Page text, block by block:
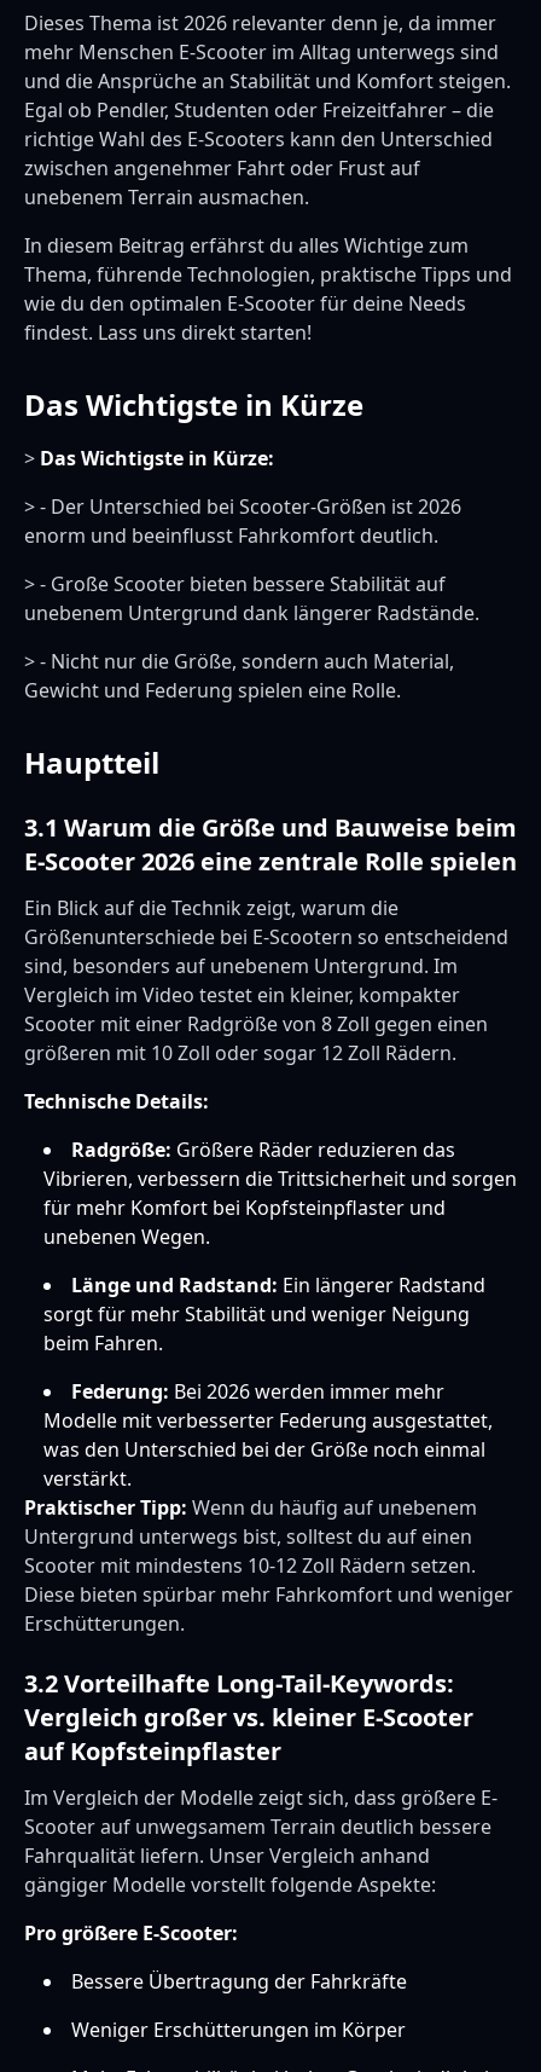
Dieses Thema ist 2026 relevanter denn je, da immer
mehr Menschen E-Scooter im Alltag unterwegs sind
und die Ansprüche an Stabilität und Komfort steigen.
Egal ob Pendler, Studenten oder Freizeitfahrer – die
richtige Wahl des E-Scooters kann den Unterschied
zwischen angenehmer Fahrt oder Frust auf
unebenem Terrain ausmachen.
In diesem Beitrag erfährst du alles Wichtige zum
Thema, führende Technologien, praktische Tipps und
wie du den optimalen E-Scooter für deine Needs
findest. Lass uns direkt starten!
Das Wichtigste in Kürze
> Das Wichtigste in Kürze:
> - Der Unterschied bei Scooter-Größen ist 2026
enorm und beeinflusst Fahrkomfort deutlich.
> - Große Scooter bieten bessere Stabilität auf
unebenem Untergrund dank längerer Radstände.
> - Nicht nur die Größe, sondern auch Material,
Gewicht und Federung spielen eine Rolle.
Hauptteil
3.1 Warum die Größe und Bauweise beim
E-Scooter 2026 eine zentrale Rolle spielen
Ein Blick auf die Technik zeigt, warum die
Größenunterschiede bei E-Scootern so entscheidend
sind, besonders auf unebenem Untergrund. Im
Vergleich im Video testet ein kleiner, kompakter
Scooter mit einer Radgröße von 8 Zoll gegen einen
größeren mit 10 Zoll oder sogar 12 Zoll Rädern.
Technische Details:
Radgröße: Größere Räder reduzieren das
Vibrieren, verbessern die Trittsicherheit und sorgen
für mehr Komfort bei Kopfsteinpflaster und
unebenen Wegen.
Länge und Radstand: Ein längerer Radstand
sorgt für mehr Stabilität und weniger Neigung
beim Fahren.
Federung: Bei 2026 werden immer mehr
Modelle mit verbesserter Federung ausgestattet,
was den Unterschied bei der Größe noch einmal
verstärkt.
Praktischer Tipp: Wenn du häufig auf unebenem
Untergrund unterwegs bist, solltest du auf einen
Scooter mit mindestens 10-12 Zoll Rädern setzen.
Diese bieten spürbar mehr Fahrkomfort und weniger
Erschütterungen.
3.2 Vorteilhafte Long-Tail-Keywords:
Vergleich großer vs. kleiner E-Scooter
auf Kopfsteinpflaster
Im Vergleich der Modelle zeigt sich, dass größere E-
Scooter auf unwegsamem Terrain deutlich bessere
Fahrqualität liefern. Unser Vergleich anhand
gängiger Modelle vorstellt folgende Aspekte:
Pro größere E-Scooter:
Bessere Übertragung der Fahrkräfte
Weniger Erschütterungen im Körper